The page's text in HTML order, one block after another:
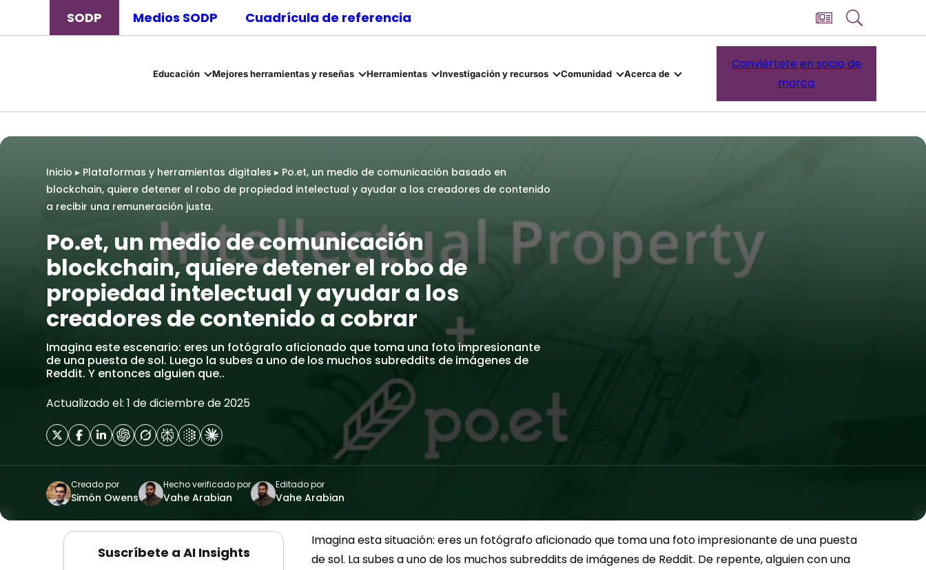
SODP Medios SODP Cuadrícula de referencia
Educación Mejores herramientas y reseñas Herramientas Investigación y recursos Comunidad Acerca de
Conviértete en socio de
marca
Inicio ▸ Plataformas y herramientas digitales ▸ Po.et, un medio de comunicación basado en
blockchain, quiere detener el robo de propiedad intelectual y ayudar a los creadores de contenido
a recibir una remuneración justa.
Po.et, un medio de comunicación
blockchain, quiere detener el robo de
propiedad intelectual y ayudar a los
creadores de contenido a cobrar
Imagina este escenario: eres un fotógrafo aficionado que toma una foto impresionante
de una puesta de sol. Luego la subes a uno de los muchos subreddits de imágenes de
Reddit. Y entonces alguien que..
Actualizado el: 1 de diciembre de 2025
Creado por
Simón Owens
Hecho verificado por
Vahe Arabian
Editado por
Vahe Arabian
Suscríbete a AI Insights
Imagina esta situación: eres un fotógrafo aficionado que toma una foto impresionante de una puesta
de sol. La subes a uno de los muchos subreddits de imágenes de Reddit. De repente, alguien con una